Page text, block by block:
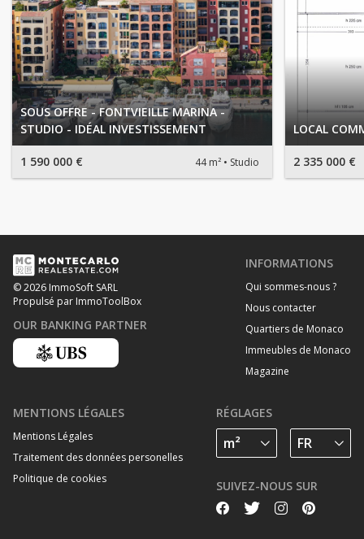
SOUS OFFRE - FONTVIEILLE MARINA -
STUDIO - IDÉAL INVESTISSEMENT
1 590 000 € 44 m² Studio
LOCAL
2 335 000 €
© 2026 ImmoSoft SARL
Propulsé par ImmoToolBox
OUR BANKING PARTNER
INFORMATIONS
Qui sommes-nous ?
Nous contacter
Quartiers de Monaco
Immeubles de Monaco
Magazine
MENTIONS LÉGALES
Mentions Légales
Traitement des données personelles
Politique de cookies
RÉGLAGES
SUIVEZ-NOUS SUR